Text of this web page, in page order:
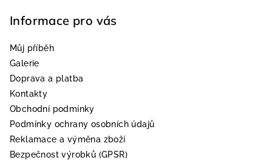
Informace pro vás
Můj příběh
Galerie
Doprava a platba
Kontakty
Obchodní podmínky
Podmínky ochrany osobních údajů
Reklamace a výměna zboží
Bezpečnost výrobků (GPSR)